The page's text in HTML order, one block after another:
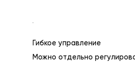
Гибкое управление
Можно отдельно